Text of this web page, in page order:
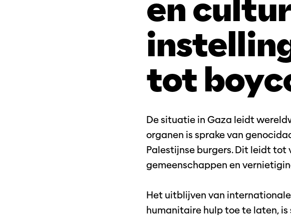
en
tot
De situatie in Gaza leidt
organen is sprake van
Palestijnse burgers. Dit leidt tot
gemeenschappen en
Het uitblijven van
humanitaire hulp toe te laten,